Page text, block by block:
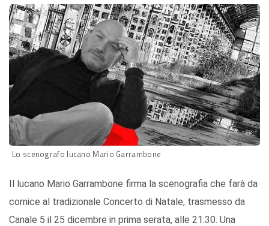
Lo scenografo lucano Mario Garrambone
Il lucano Mario Garrambone firma la scenografia che farà da
cornice al tradizionale Concerto di Natale, trasmesso da
Canale 5 il 25 dicembre in prima serata, alle 21.30. Una